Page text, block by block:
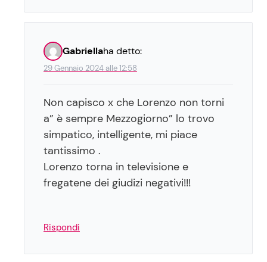
Gabriellaha detto:
29 Gennaio 2024 alle 12:58
Non capisco x che Lorenzo non torni
a” è sempre Mezzogiorno” lo trovo
simpatico, intelligente, mi piace
tantissimo .
Lorenzo torna in televisione e
fregatene dei giudizi negativi!!!
Rispondi